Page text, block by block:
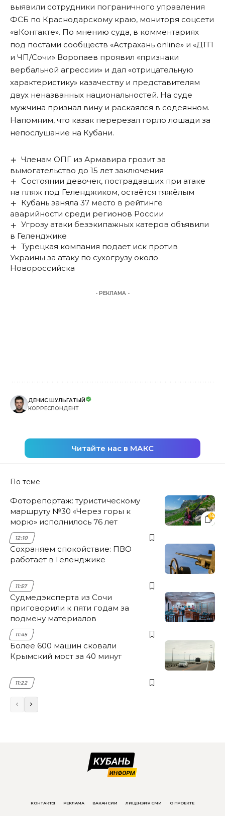
выявили сотрудники пограничного управления
ФСБ по Краснодарскому краю, мониторя соцсети
«вКонтакте». По мнению суда, в комментариях
под постами сообществ «Астрахань online» и «ДТП
и ЧП/Сочи» Воропаев проявил «признаки
вербальной агрессии» и дал «отрицательную
характеристику» казачеству и представителям
двух неназванных национальностей. На суде
мужчина признал вину и раскаялся в содеянном.
Напомним, что казак перерезал горло лошади за
непослушание на Кубани.
Членам ОПГ из Армавира грозит за
вымогательство до 15 лет заключения
Состоянии девочек, пострадавших при атаке
на пляж под Геленджиком, остаётся тяжёлым
Кубань заняла 37 место в рейтинге
аварийности среди регионов России
Угрозу атаки безэкипажных катеров объявили
в Геленджике
Турецкая компания подает иск против
Украины за атаку по сухогрузу около
Новороссийска
- РЕКЛАМА -
ДЕНИС ШУЛЬГАТЫЙ
КОРРЕСПОНДЕНТ
Читайте нас в МАКС
По теме
14
Фоторепортаж: туристическому
маршруту №30 «Через горы к
морю» исполнилось 76 лет
12:10
Сохраняем спокойствие: ПВО
работает в Геленджике
11:57
Судмедэксперта из Сочи
приговорили к пяти годам за
подмену материалов
11:45
Более 600 машин сковали
Крымский мост за 40 минут
11:22
КОНТАКТЫ РЕКЛАМА ВАКАНСИИ ЛИЦЕНЗИЯ СМИ О ПРОЕКТЕ